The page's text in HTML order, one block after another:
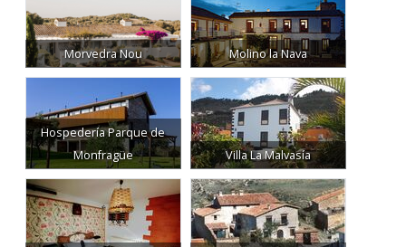
Morvedra Nou Molino la Nava
Hospedería Parque de
Monfragüe
Villa La Malvasía